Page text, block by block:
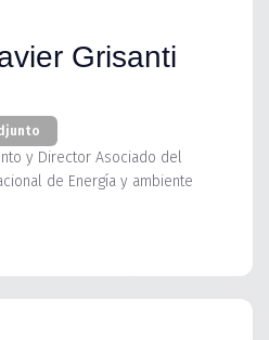
Grisanti
y Director Asociado del
de Energía y ambiente